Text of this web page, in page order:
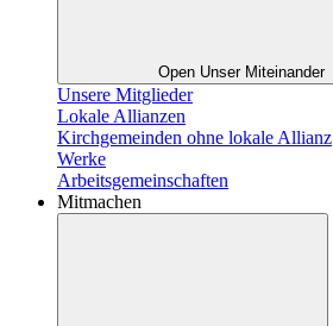
Open Unser Miteinander
Unsere Mitglieder
Lokale Allianzen
Kirchgemeinden ohne lokale Allianz
Werke
Arbeitsgemeinschaften
Mitmachen